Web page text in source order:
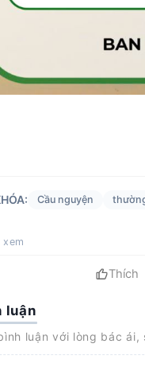
Cầu nguyện
Thích
luận
luận với lòng bác